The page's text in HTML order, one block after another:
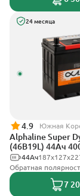
24 месяца
4.9 Южная
Alphaline Super
(46B19L) 44Ач
тонкие клеммы
44Ач
Обратная
7